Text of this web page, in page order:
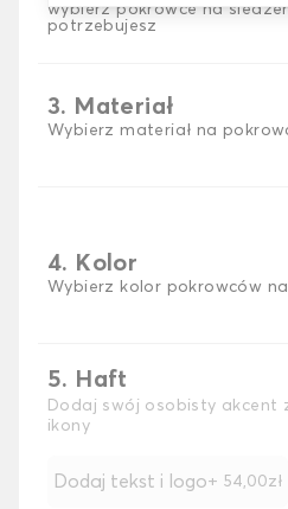
wybierz pokrowce na
potrzebujesz
3. Materiał
Wybierz materiał na
4. Kolor
Wybierz kolor pokrowców
5. Haft
Dodaj swój osobisty akcent
ikony
Dodaj tekst i logo + 54,00zł